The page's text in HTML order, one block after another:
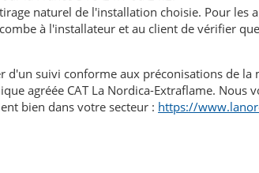
naturel de l'installation choisie. Pour les
à l'installateur et au client de vérifier
suivi conforme aux préconisations de la
agréée CAT La Nordica-Extraflame. Nous
bien dans votre secteur : https://